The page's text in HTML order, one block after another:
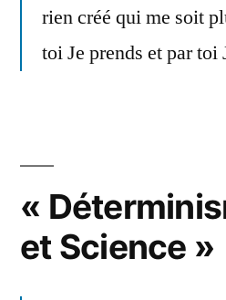
rien créé qui me soit
toi Je prends et par toi
«
et Science »